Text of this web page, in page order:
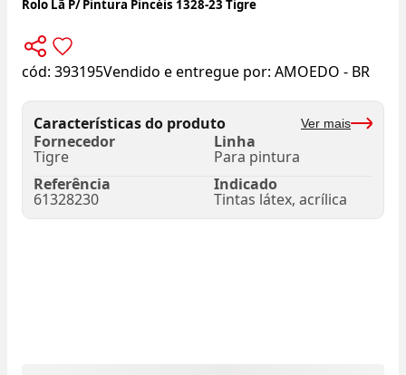
Rolo Lã P/ Pintura Pincéis 1328-23 Tigre
cód: 393195Vendido e entregue por: AMOEDO - BR
Características do produto Ver mais
Fornecedor
Tigre
Linha
Para pintura
Referência
61328230
Indicado
Tintas látex, acrílica